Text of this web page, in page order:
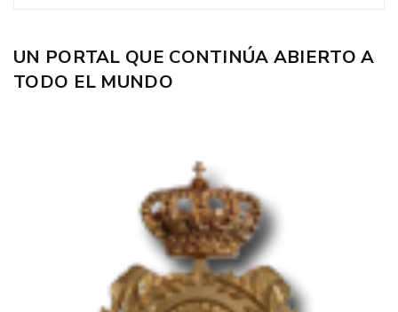
UN PORTAL QUE CONTINÚA ABIERTO A
TODO EL MUNDO